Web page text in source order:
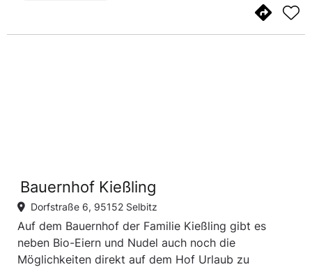
Bauernhof Kießling
Dorfstraße 6, 95152 Selbitz
Auf dem Bauernhof der Familie Kießling gibt es
neben Bio-Eiern und Nudel auch noch die
Möglichkeiten direkt auf dem Hof Urlaub zu